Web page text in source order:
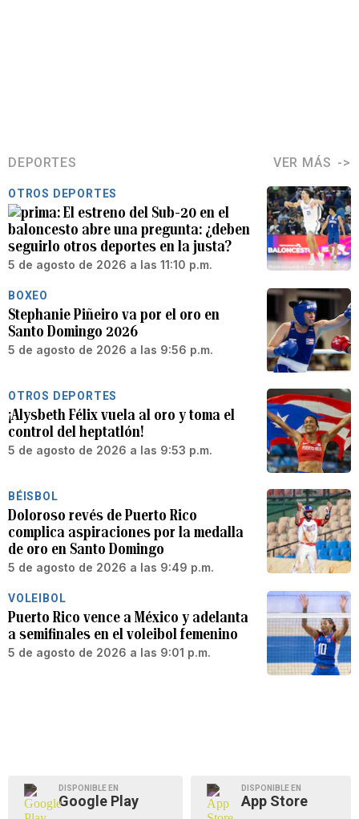
DEPORTES VER MÁS
OTROS DEPORTES
El estreno del Sub-20 en el
baloncesto abre una pregunta: ¿deben
seguirlo otros deportes en la justa?
5 de agosto de 2026 a las 11:10 p.m.
BOXEO
Stephanie Piñeiro va por el oro en
Santo Domingo 2026
5 de agosto de 2026 a las 9:56 p.m.
OTROS DEPORTES
¡Alysbeth Félix vuela al oro y toma el
control del heptatlón!
5 de agosto de 2026 a las 9:53 p.m.
BÉISBOL
Doloroso revés de Puerto Rico
complica aspiraciones por la medalla
de oro en Santo Domingo
5 de agosto de 2026 a las 9:49 p.m.
VOLEIBOL
Puerto Rico vence a México y adelanta
a semifinales en el voleibol femenino
5 de agosto de 2026 a las 9:01 p.m.
DISPONIBLE EN
Google Play
DISPONIBLE EN
App Store